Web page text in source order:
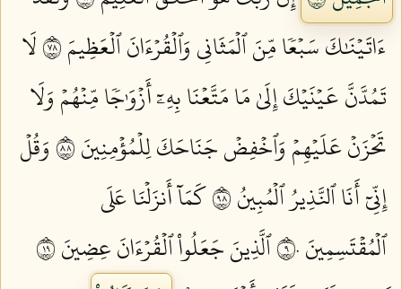
ءَاتَيۡنَٰكَ سَبۡعٗا مِّنَ ٱلۡمَثَانِي وَٱلۡقُرۡءَانَ ٱلۡعَظِيمَ ٨٧
لَا
تَمُدَّنَّ عَيۡنَيۡكَ إِلَىٰ مَا مَتَّعۡنَا بِهِۦٓ أَزۡوَٰجٗا مِّنۡهُمۡ وَلَا
تَحۡزَنۡ عَلَيۡهِمۡ وَٱخۡفِضۡ جَنَاحَكَ لِلۡمُؤۡمِنِينَ ٨٨
وَقُلۡ
إِنِّيٓ أَنَا ٱلنَّذِيرُ ٱلۡمُبِينُ ٨٩
كَمَآ أَنزَلۡنَا عَلَى
ٱلۡمُقۡتَسِمِينَ ٩٠
ٱلَّذِينَ جَعَلُواْ ٱلۡقُرۡءَانَ عِضِينَ ٩١